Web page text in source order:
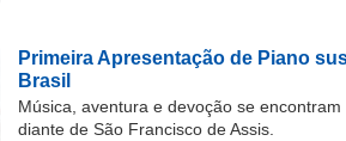
Primeira Apresentação de Piano
Brasil
Música, aventura e devoção se
diante de São Francisco de Assis.